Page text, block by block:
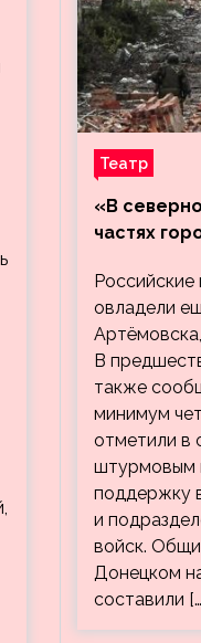
Театр
«В
частях
кварталов
овладели
В
также
минимум
отметили в
штурмовым
поддержку
и
войск.
Донецком
составили